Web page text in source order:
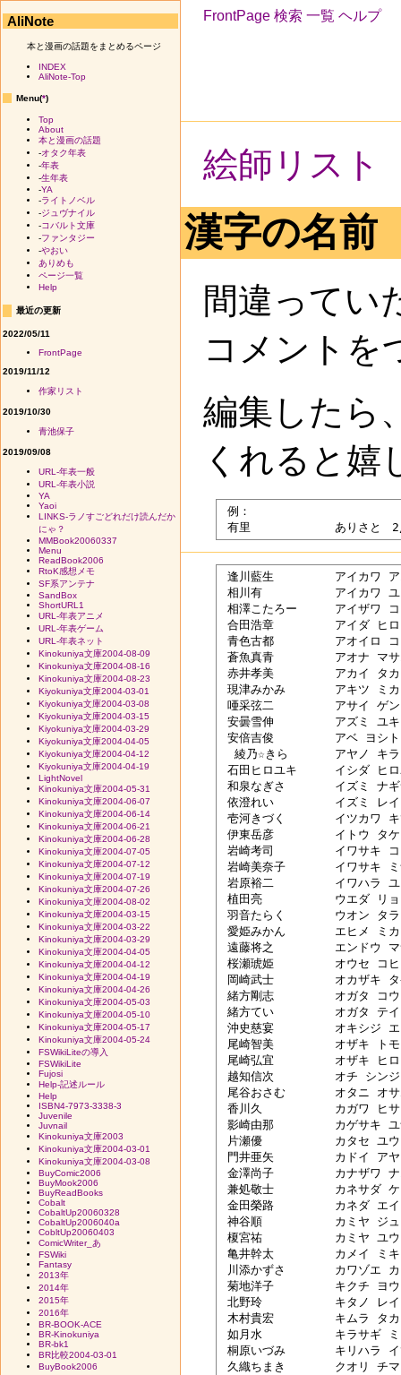
FrontPage 検索 一覧 ヘルプ
絵師リスト
漢字の名前
間違ってい
コメントを
編集したら
くれると嬉
例：
逢川藍生　	アイカワ アオイ 2/14
相川有　　	アイカワ ユウ
相澤こたろー	アイザワ コタロー
合田浩章　	アイダ ヒロアキ
青色古都　	アオイロ コト
蒼魚真青　	アオナ マサオ
赤井孝美　	アカイ タカミ
現津みかみ	アキツ ミカミ
唖采弦二　	アサイ ゲンジ
安曇雪伸　	アズミ ユキノブ
安倍吉俊　	アベ ヨシトシ
  綾乃☆きら	アヤノ キラ
石田ヒロユキ	イシダ ヒロユキ
和泉なぎさ	イズミ ナギサ
依澄れい　	イズミ レイ
壱河きづく	イツカワ キヅク　2/7　修正
伊東岳彦　	イトウ タケヒコ
岩崎考司　	イワサキ コウジ
岩崎美奈子	イワサキ ミナコ
岩原裕二　	イワハラ ユウジ
植田亮　　	ウエダ リョウ
羽音たらく	ウオン タラク
愛姫みかん	エヒメ ミカン
遠藤将之　	エンドウ マサユキ
桜瀬琥姫　	オウセ コヒメ
岡崎武士　	オカザキ タケシ
緒方剛志　	オガタ コウジ
緒方てい　	オガタ テイ
沖史慈宴　	オキシジ エン
尾崎智美　	オザキ トモミ
尾崎弘宜　	オザキ ヒロキ
越知信次　	オチ シンジ
尾谷おさむ	オタニ オサム　2/10　修正
香川久　　	カガワ ヒサシ
影崎由那　	カゲサキ ユナ
片瀬優　　	カタセ ユウ
門井亜矢　	カドイ アヤ
金澤尚子　	カナザワ ナオコ
兼処敬士　	カネサダ ケイシ
金田榮路　	カネダ エイジ
神谷順　　	カミヤ ジュン
榎宮祐　　	カミヤ ユウ
亀井幹太　	カメイ ミキタ
川添かずさ	カワゾエ カズサ
菊地洋子　	キクチ ヨウコ
北野玲　　	キタノ レイ
木村貴宏　	キムラ タカヒロ
如月水　　	キラサギ ミズ
桐原いづみ	キリハラ イヅミ
久織ちまき	クオリ チマキ
AliNote
本と漫画の話題をまとめるページ
INDEX
AliNote-Top
Menu(*)
Top
About
本と漫画の話題
-オタク年表
-年表
-生年表
-YA
-ライトノベル
-ジュヴナイル
-コバルト文庫
-ファンタジー
-やおい
ありめも
ページ一覧
Help
最近の更新
2022/05/11
FrontPage
2019/11/12
作家リスト
2019/10/30
青池保子
2019/09/08
URL-年表一般
URL-年表小説
YA
Yaoi
LINKS-ラノすごどれだけ読んだか
にゃ？
MMBook20060337
Menu
ReadBook2006
RtoK感想メモ
SF系アンテナ
SandBox
ShortURL1
URL-年表アニメ
URL-年表ゲーム
URL-年表ネット
Kinokuniya文庫2004-08-09
Kinokuniya文庫2004-08-16
Kinokuniya文庫2004-08-23
Kiyokuniya文庫2004-03-01
Kiyokuniya文庫2004-03-08
Kiyokuniya文庫2004-03-15
Kiyokuniya文庫2004-03-29
Kiyokuniya文庫2004-04-05
Kiyokuniya文庫2004-04-12
Kiyokuniya文庫2004-04-19
LightNovel
Kinokuniya文庫2004-05-31
Kinokuniya文庫2004-06-07
Kinokuniya文庫2004-06-14
Kinokuniya文庫2004-06-21
Kinokuniya文庫2004-06-28
Kinokuniya文庫2004-07-05
Kinokuniya文庫2004-07-12
Kinokuniya文庫2004-07-19
Kinokuniya文庫2004-07-26
Kinokuniya文庫2004-08-02
Kinokuniya文庫2004-03-15
Kinokuniya文庫2004-03-22
Kinokuniya文庫2004-03-29
Kinokuniya文庫2004-04-05
Kinokuniya文庫2004-04-12
Kinokuniya文庫2004-04-19
Kinokuniya文庫2004-04-26
Kinokuniya文庫2004-05-03
Kinokuniya文庫2004-05-10
Kinokuniya文庫2004-05-17
Kinokuniya文庫2004-05-24
FSWikiLiteの導入
FSWikiLite
Fujosi
Help-記述ルール
Help
ISBN4-7973-3338-3
Juvenile
Juvnail
Kinokuniya文庫2003
Kinokuniya文庫2004-03-01
Kinokuniya文庫2004-03-08
BuyComic2006
BuyMook2006
BuyReadBooks
Cobalt
CobaltUp20060328
CobaltUp2006040a
CobltUp20060403
ComicWriter_あ
FSWiki
Fantasy
2013年
2014年
2015年
2016年
BR-BOOK-ACE
BR-Kinokuniya
BR-bk1
BR比較2004-03-01
BuyBook2006